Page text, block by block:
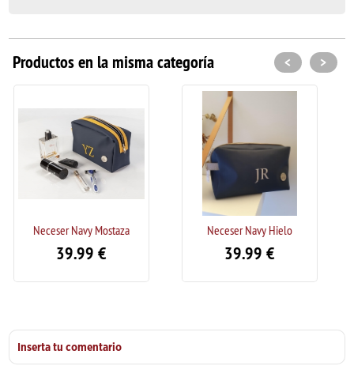
Productos en la misma categoría
Neceser Navy Hielo Neceser Verde
< >
Inserta tu comentario